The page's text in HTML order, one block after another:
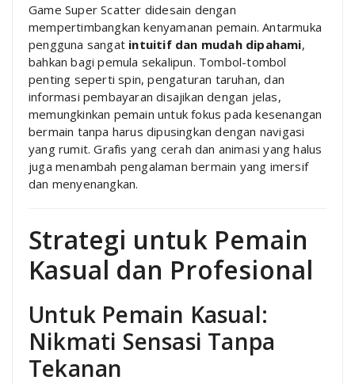
Game Super Scatter didesain dengan
mempertimbangkan kenyamanan pemain. Antarmuka
pengguna sangat intuitif dan mudah dipahami,
bahkan bagi pemula sekalipun. Tombol-tombol
penting seperti spin, pengaturan taruhan, dan
informasi pembayaran disajikan dengan jelas,
memungkinkan pemain untuk fokus pada kesenangan
bermain tanpa harus dipusingkan dengan navigasi
yang rumit. Grafis yang cerah dan animasi yang halus
juga menambah pengalaman bermain yang imersif
dan menyenangkan.
Strategi untuk Pemain
Kasual dan Profesional
Untuk Pemain Kasual:
Nikmati Sensasi Tanpa
Tekanan